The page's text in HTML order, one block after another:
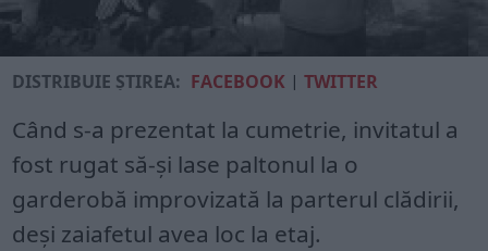
DISTRIBUIE ȘTIREA: FACEBOOK |TWITTER
Când s-a prezentat la cumetrie, invitatul a
fost rugat să-și lase paltonul la o
garderobă improvizată la parterul clădirii,
deși zaiafetul avea loc la etaj.